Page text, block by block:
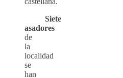
Siete
asadores
de
la
localidad
se
han